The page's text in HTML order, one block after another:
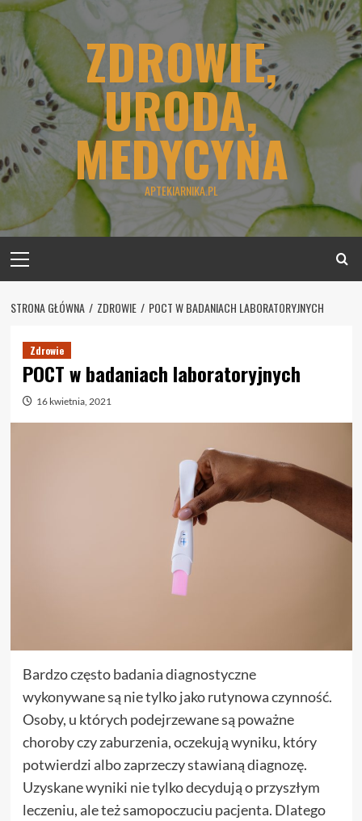
Skip
content
ZDROWIE,
URODA,
MEDYCYNA
APTEKIARNIKA.PL
Menu
STRONA GŁÓWNA ZDROWIE POCT W BADANIACH LABORATORYJNYCH
Zdrowie
POCT w badaniach laboratoryjnych
16 kwietnia, 2021
Bardzo często badania diagnostyczne
wykonywane są nie tylko jako rutynowa czynność.
Osoby, u których podejrzewane są poważne
choroby czy zaburzenia, oczekują wyniku, który
potwierdzi albo zaprzeczy stawianą diagnozę.
Uzyskane wyniki nie tylko decydują o przyszłym
leczeniu, ale też samopoczuciu pacjenta. Dlatego